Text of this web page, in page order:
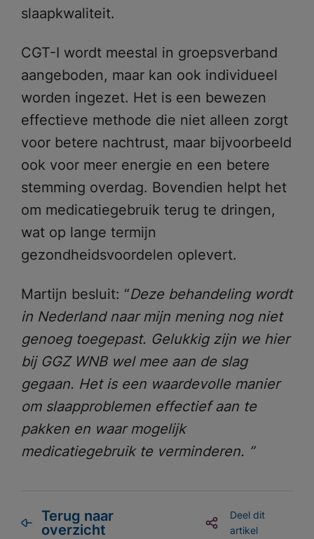
slaapkwaliteit.
CGT-I wordt meestal in groepsverband
aangeboden, maar kan ook individueel
worden ingezet. Het is een bewezen
effectieve methode die niet alleen zorgt
voor betere nachtrust, maar bijvoorbeeld
ook voor meer energie en een betere
stemming overdag. Bovendien helpt het
om medicatiegebruik terug te dringen,
wat op lange termijn
gezondheidsvoordelen oplevert.
Martijn besluit: “Deze behandeling wordt
in Nederland naar mijn mening nog niet
genoeg toegepast. Gelukkig zijn we hier
bij GGZ WNB wel mee aan de slag
gegaan. Het is een waardevolle manier
om slaapproblemen effectief aan te
pakken en waar mogelijk
medicatiegebruik te verminderen. ”
Terug naar
overzicht
Deel dit
artikel